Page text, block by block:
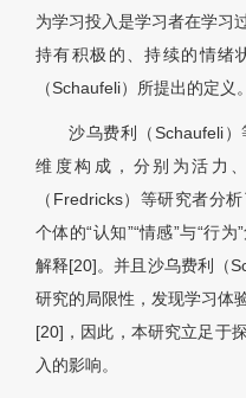
为学习投入是学习者在学习
持有积极的、持续的情绪
（Schaufeli）所提出的定义。
沙乌费利（Schaufeli
维度构成，分别为活力
（Fredricks）等研究者分
个体的“认知”“情感”与“行
解释[20]。并且沙乌费利（
研究的局限性，发现学习体
[20]，因此，本研究立足于
入的影响。